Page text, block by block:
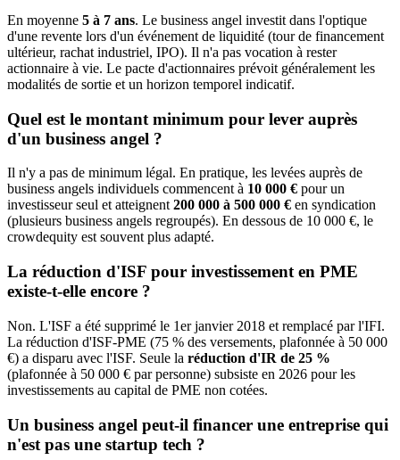
En moyenne 5 à 7 ans. Le business angel investit dans l'optique
d'une revente lors d'un événement de liquidité (tour de financement
ultérieur, rachat industriel, IPO). Il n'a pas vocation à rester
actionnaire à vie. Le pacte d'actionnaires prévoit généralement les
modalités de sortie et un horizon temporel indicatif.
Quel est le montant minimum pour lever auprès
d'un business angel ?
Il n'y a pas de minimum légal. En pratique, les levées auprès de
business angels individuels commencent à 10 000 € pour un
investisseur seul et atteignent 200 000 à 500 000 € en syndication
(plusieurs business angels regroupés). En dessous de 10 000 €, le
crowdequity est souvent plus adapté.
La réduction d'ISF pour investissement en PME
existe-t-elle encore ?
Non. L'ISF a été supprimé le 1er janvier 2018 et remplacé par l'IFI.
La réduction d'ISF-PME (75 % des versements, plafonnée à 50 000
€) a disparu avec l'ISF. Seule la réduction d'IR de 25 %
(plafonnée à 50 000 € par personne) subsiste en 2026 pour les
investissements au capital de PME non cotées.
Un business angel peut-il financer une entreprise qui
n'est pas une startup tech ?